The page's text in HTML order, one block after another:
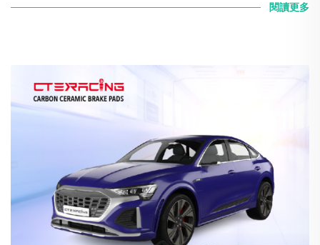
閱讀更多